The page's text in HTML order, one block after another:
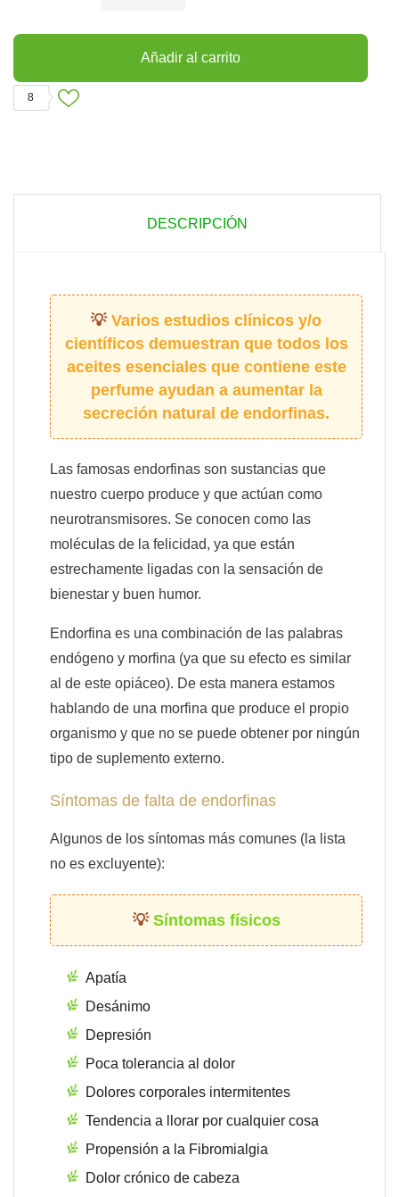
Añadir al carrito
8
DESCRIPCIÓN
Varios estudios clínicos y/o
científicos demuestran que todos los
aceites esenciales que contiene este
perfume ayudan a aumentar la
secreción natural de endorfinas.
Las famosas endorfinas son sustancias que
nuestro cuerpo produce y que actúan como
neurotransmisores. Se conocen como las
moléculas de la felicidad, ya que están
estrechamente ligadas con la sensación de
bienestar y buen humor.
Endorfina es una combinación de las palabras
endógeno y morfina (ya que su efecto es similar
al de este opiáceo). De esta manera estamos
hablando de una morfina que produce el propio
organismo y que no se puede obtener por ningún
tipo de suplemento externo.
Síntomas de falta de endorfinas
Algunos de los síntomas más comunes (la lista
no es excluyente):
Síntomas físicos
Apatía
Desánimo
Depresión
Poca tolerancia al dolor
Dolores corporales intermitentes
Tendencia a llorar por cualquier cosa
Propensión a la Fibromialgia
Dolor crónico de cabeza